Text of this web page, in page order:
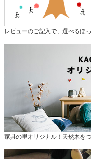
レビューのご記入で、選べるほ
家具の里オリジナル！天然木を